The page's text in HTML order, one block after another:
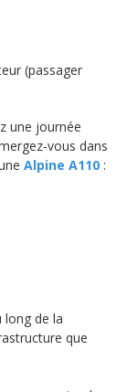
(passager
une journée
vous dans
Alpine A110 :
de la
que